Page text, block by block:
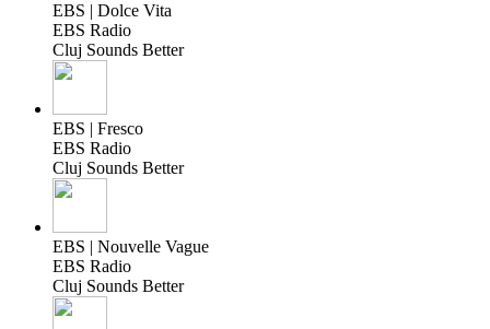
EBS | Dolce Vita
EBS Radio
Cluj Sounds Better
EBS | Fresco
EBS Radio
Cluj Sounds Better
EBS | Nouvelle Vague
EBS Radio
Cluj Sounds Better